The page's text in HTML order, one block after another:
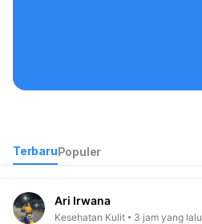
TerbaruPopuler
Ari Irwana
Kesehatan Kulit 3 jam yang lalu